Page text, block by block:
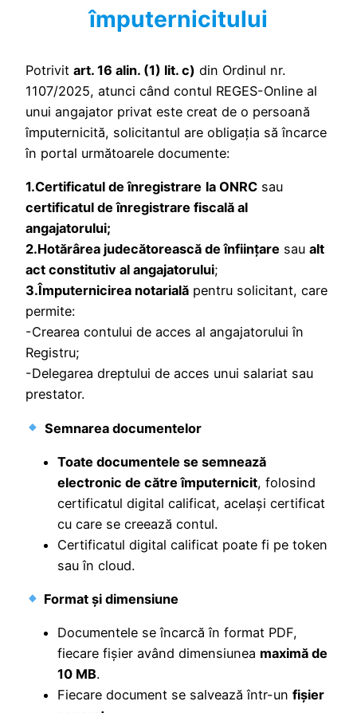
împuternicitului
Potrivit art. 16 alin. (1) lit. c) din Ordinul nr.
1107/2025, atunci când contul REGES-Online al
unui angajator privat este creat de o persoană
împuternicită, solicitantul are obligația să încarce
în portal următoarele documente:
1.Certificatul de înregistrare la ONRC sau
certificatul de înregistrare fiscală al
angajatorului;
2.Hotărârea judecătorească de înființare sau alt
act constitutiv al angajatorului;
3.Împuternicirea notarială pentru solicitant, care
permite:
-Crearea contului de acces al angajatorului în
Registru;
-Delegarea dreptului de acces unui salariat sau
prestator.
Semnarea documentelor
Toate documentele se semnează
electronic de către împuternicit, folosind
certificatul digital calificat, același certificat
cu care se creează contul.
Certificatul digital calificat poate fi pe token
sau în cloud.
Format și dimensiune
Documentele se încarcă în format PDF,
fiecare fișier având dimensiunea maximă de
10 MB.
Fiecare document se salvează într-un fișier